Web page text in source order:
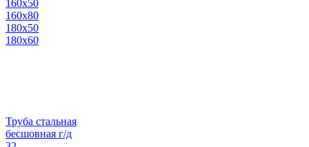
160х50
160х80
180х50
180х60
Труба стальная
бесшовная г/д